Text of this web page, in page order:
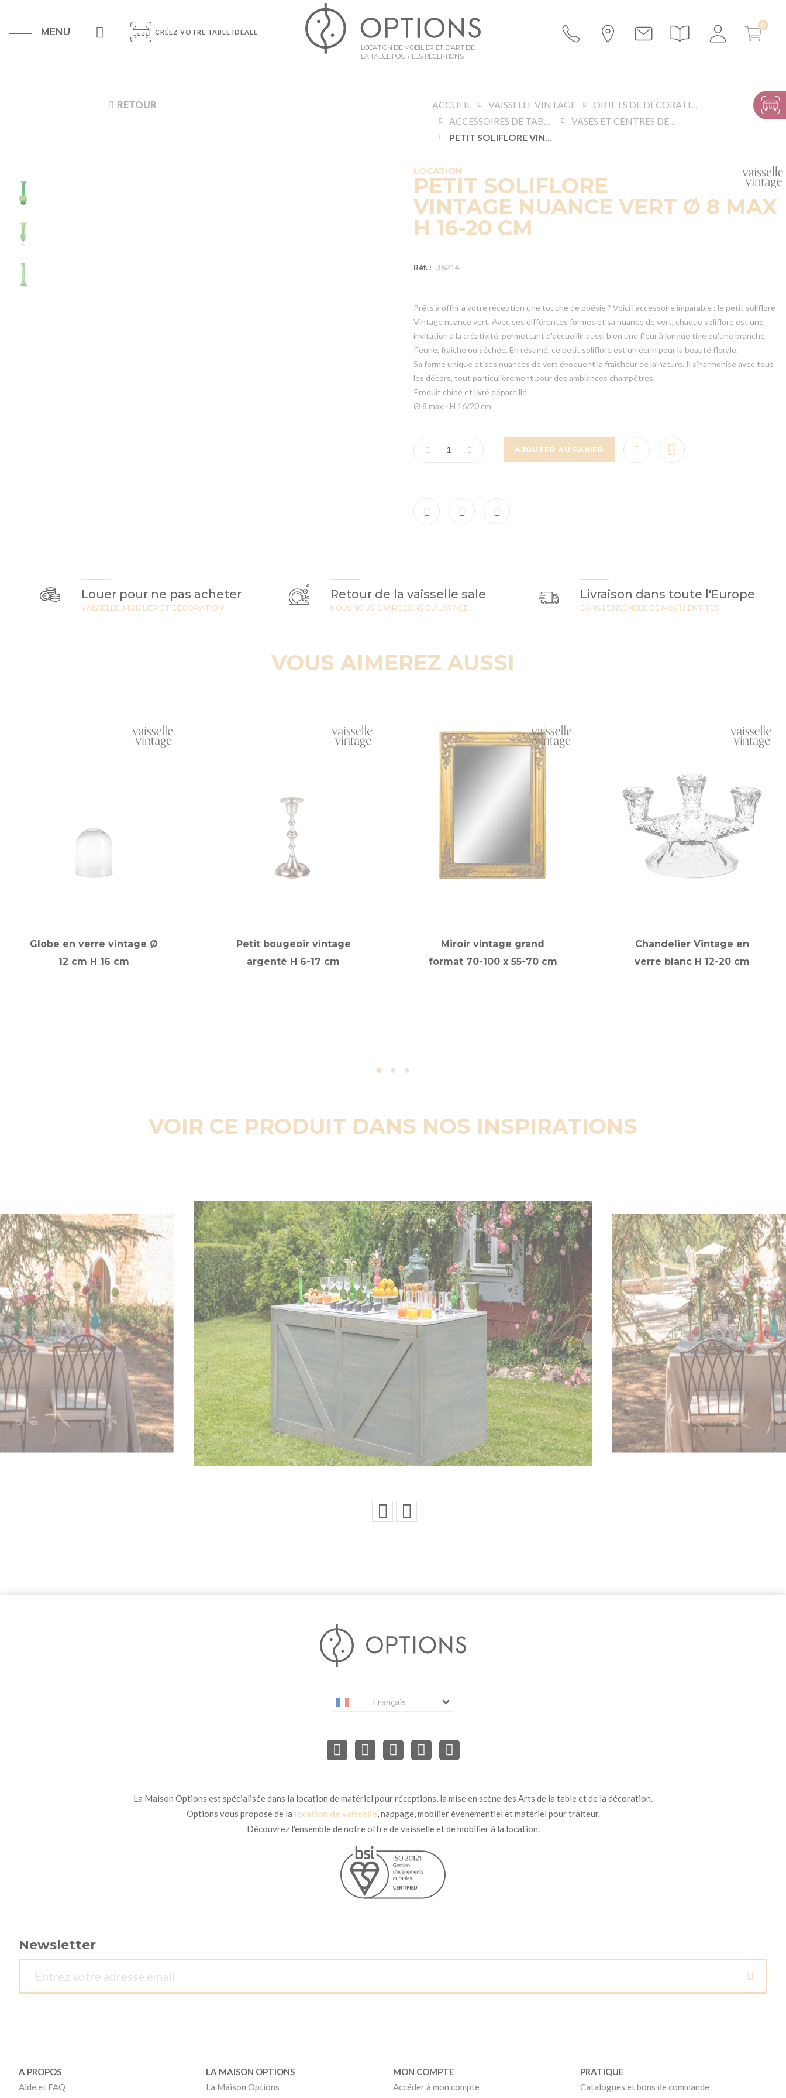
MENU CRÉEZ VOTRE TABLE IDÉALE
LOCATION DE MOBILIER ET D’ART DE
LA TABLE POUR LES RÉCEPTIONS
RETOUR ACCUEIL VAISSELLE VINTAGE
OBJETS DE DÉCORATION
ACCESSOIRES DE TABLES ET BUFFETS
VASES ET CENTRES DE TABLE
PETIT SOLIFLORE VINTAGE NUANCE VERT Ø 8 MAX H 16-20 CM
LOCATION
PETIT SOLIFLORE
VINTAGE NUANCE VERT Ø 8 MAX
H 16-20 CM
Réf. : 36214
Prêts à offrir à votre réception une touche de poésie ? Voici l'accessoire imparable : le petit soliflore
Vintage nuance vert. Avec ses différentes formes et sa nuance de vert, chaque soliflore est une
invitation à la créativité, permettant d'accueillir aussi bien une fleur à longue tige qu'une branche
fleurie, fraîche ou séchée. En résumé, ce petit soliflore est un écrin pour la beauté florale.
Sa forme unique et ses nuances de vert évoquent la fraîcheur de la nature. Il s’harmonise avec tous
les décors, tout particulièrement pour des ambiances champêtres.
Produit chiné et livré dépareillé.
Ø 8 max - H 16/20 cm
AJOUTER AU PANIER
Louer pour ne pas acheter
VAISSELLE, MOBILIER ET DECORATION
Retour de la vaisselle sale
NOUS NOUS CHARGEONS DU LAVAGE
Livraison dans toute l'Europe
DANS L'ENSEMBLE DE NOS 19 ENTITES
VOUS AIMEREZ AUSSI
Globe en verre vintage Ø
12 cm H 16 cm
Petit bougeoir vintage
argenté H 6-17 cm
Miroir vintage grand
format 70-100 x 55-70 cm
Chandelier Vintage en
verre blanc H 12-20 cm
VOIR CE PRODUIT DANS NOS INSPIRATIONS
Français
La Maison Options est spécialisée dans la location de matériel pour réceptions, la mise en scène des Arts de la table et de la décoration.
Options vous propose de la location de vaisselle, nappage, mobilier événementiel et matériel pour traiteur.
Découvrez l'ensemble de notre offre de vaisselle et de mobilier à la location.
Newsletter
A PROPOS
Aide et FAQ
LA MAISON OPTIONS
La Maison Options
MON COMPTE
Accéder à mon compte
PRATIQUE
Catalogues et bons de commande